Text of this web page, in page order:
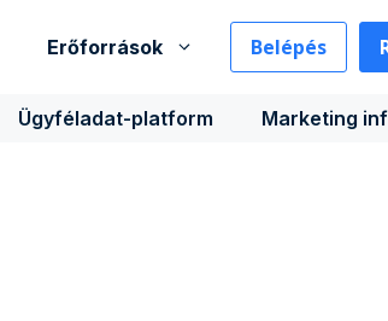
Erőforrások Belépés
Ügyféladat-platform Marketing